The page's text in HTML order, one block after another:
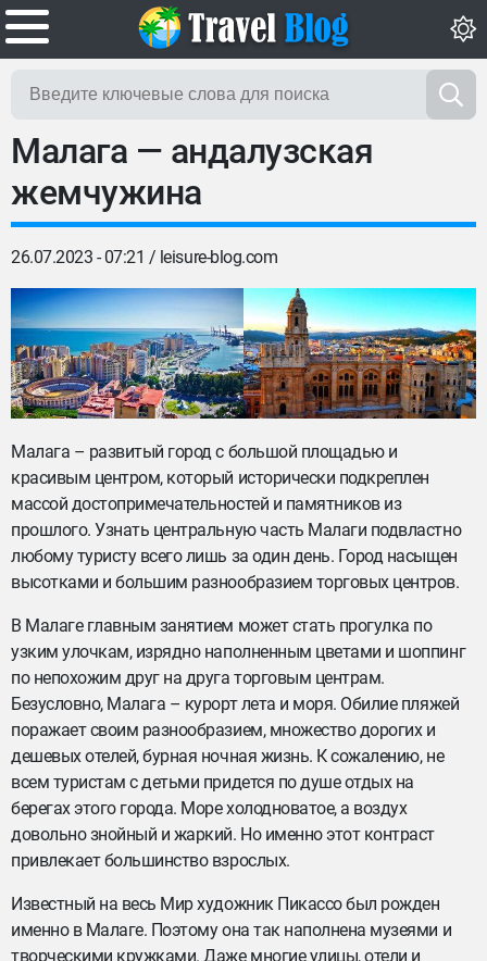
Малага — андалузская
жемчужина
26.07.2023 - 07:21 / leisure-blog.com
Малага – развитый город с большой площадью и
красивым центром, который исторически подкреплен
массой достопримечательностей и памятников из
прошлого. Узнать центральную часть Малаги подвластно
любому туристу всего лишь за один день. Город насыщен
высотками и большим разнообразием торговых центров.
В Малаге главным занятием может стать прогулка по
узким улочкам, изрядно наполненным цветами и шоппинг
по непохожим друг на друга торговым центрам.
Безусловно, Малага – курорт лета и моря. Обилие пляжей
поражает своим разнообразием, множество дорогих и
дешевых отелей, бурная ночная жизнь. К сожалению, не
всем туристам с детьми придется по душе отдых на
берегах этого города. Море холодноватое, а воздух
довольно знойный и жаркий. Но именно этот контраст
привлекает большинство взрослых.
Известный на весь Мир художник Пикассо был рожден
именно в Малаге. Поэтому она так наполнена музеями и
творческими кружками. Даже многие улицы, отели и